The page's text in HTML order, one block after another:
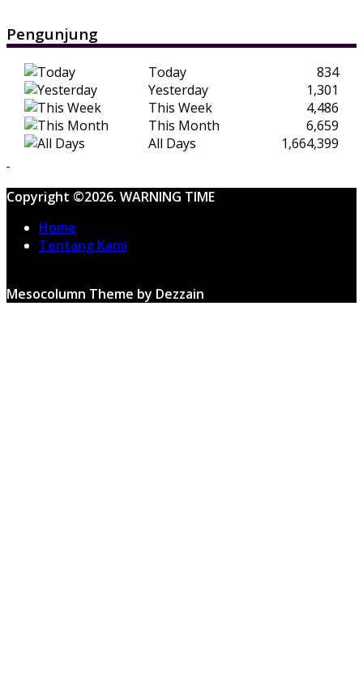
Pengunjung
Today
834
Yesterday
1,301
This Week
4,486
This Month
6,659
All Days
1,664,399
Copyright ©2026. WARNING TIME
Home
Tentang Kami
Mesocolumn Theme by Dezzain